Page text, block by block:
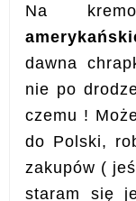
Na
dawna
nie po
czemu !
do Polski,
zakupów (
staram się